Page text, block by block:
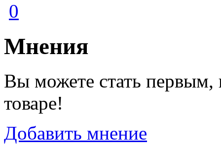
0
Мнения
Вы можете стать первым,
товаре!
Добавить мнение